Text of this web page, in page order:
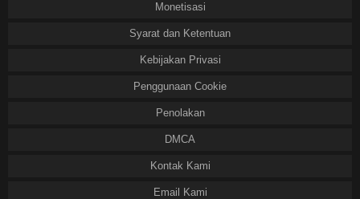
Monetisasi
Syarat dan Ketentuan
Kebijakan Privasi
Penggunaan Cookie
Penolakan
DMCA
Kontak Kami
Email Kami